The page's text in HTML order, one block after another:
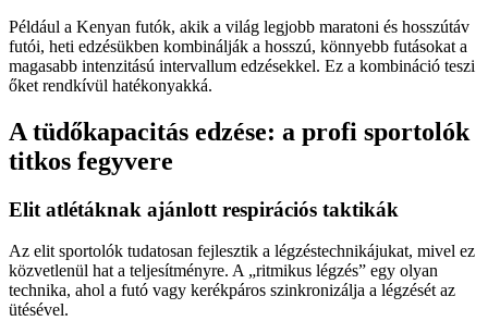
Például a Kenyan futók, akik a világ legjobb maratoni és hosszútáv
futói, heti edzésükben kombinálják a hosszú, könnyebb futásokat a
magasabb intenzitású intervallum edzésekkel. Ez a kombináció teszi
őket rendkívül hatékonyakká.
A tüdőkapacitás edzése: a profi sportolók
titkos fegyvere
Elit atlétáknak ajánlott respirációs taktikák
Az elit sportolók tudatosan fejlesztik a légzéstechnikájukat, mivel ez
közvetlenül hat a teljesítményre. A „ritmikus légzés” egy olyan
technika, ahol a futó vagy kerékpáros szinkronizálja a légzését az
ütésével.